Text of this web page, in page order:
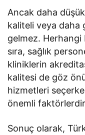
Ancak daha
kaliteli veya daha
gelmez. Herhangi
sıra, sağlık
kliniklerin
kalitesi de göz
hizmetleri
önemli
Sonuç olarak,